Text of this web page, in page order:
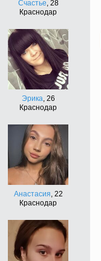
Счастье, 28
Краснодар
Эрика, 26
Краснодар
Анастасия, 22
Краснодар